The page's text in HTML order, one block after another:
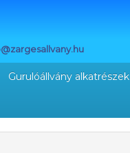
Gurulóállvány alkatrészek